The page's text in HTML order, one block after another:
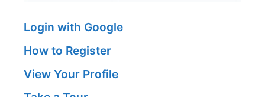
Login with Google
How to Register
View Your Profile